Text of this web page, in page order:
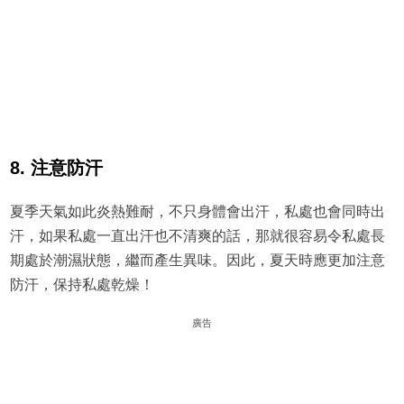
8. 注意防汗
夏季天氣如此炎熱難耐，不只身體會出汗，私處也會同時出
汗，如果私處一直出汗也不清爽的話，那就很容易令私處長
期處於潮濕狀態，繼而產生異味。因此，夏天時應更加注意
防汗，保持私處乾燥！
廣告